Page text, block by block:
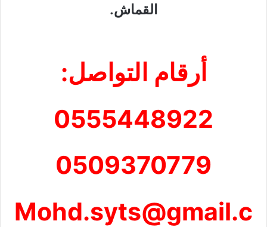
القماش.
أرقام التواصل:
0555448922
0509370779
Mohd.syts@gmail.c